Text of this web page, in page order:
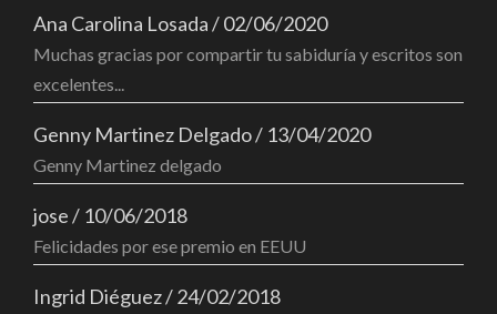
Ana Carolina Losada/02/06/2020
Muchas gracias por compartir tu sabiduría y escritos son
excelentes...
Genny Martinez Delgado/ 13/04/2020
Genny Martinez delgado
jose/ 10/06/2018
Felicidades por ese premio en EEUU
Ingrid Diéguez/24/02/2018